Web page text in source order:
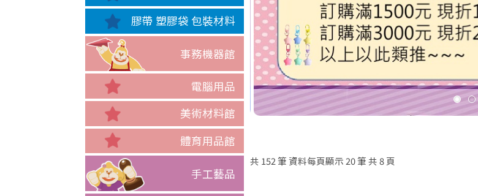
膠帶 塑膠袋 包裝材料
事務機器館
電腦用品
美術材料館
體育用品館
手工藝品
共 152筆 資料每頁顯示 20筆 共 8頁